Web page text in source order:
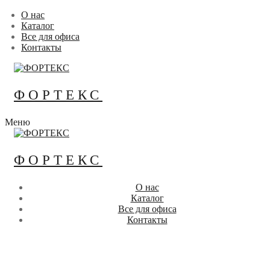
Перейти
содержимому
Меню
Закрыть
О нас
Каталог
Все для офиса
Контакты
ФОРТЕКС
Меню
ФОРТЕКС
О нас
Каталог
Все для офиса
Контакты